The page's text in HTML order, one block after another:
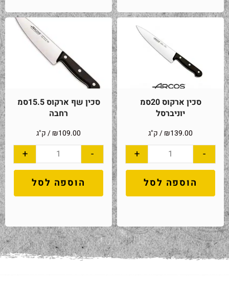
סכין ארקוס 20סמ
יוניברסל
₪139.00 / ק"ג
-
+
הוספה לסל
סכין שף ארקוס 15.5סמ
רחבה
₪109.00 / ק"ג
-
+
הוספה לסל